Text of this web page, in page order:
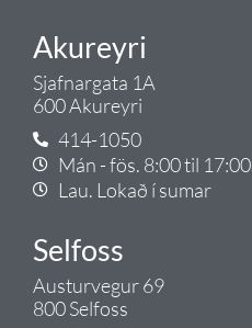
Akureyri
Sjafnargata 1A
600 Akureyri
414-1050
Mán - fös. 8:00 til 17:00
Lau. Lokað í sumar
Selfoss
Austurvegur 69
800 Selfoss